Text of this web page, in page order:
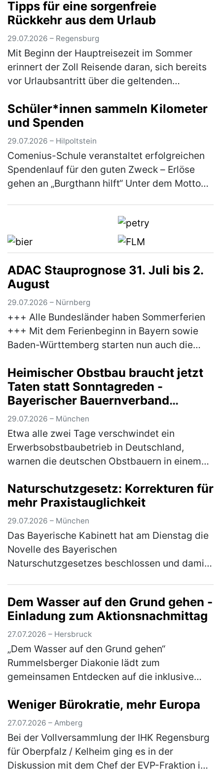
Erneuerbare-Energien-Gesetz (EE…
Tipps für eine sorgenfreie
Rückkehr aus dem Urlaub
29.07.2026 – Regensburg
Mit Beginn der Hauptreisezeit im Sommer
erinnert der Zoll Reisende daran, sich bereits
vor Urlaubsantritt über die geltenden
Souvenirs, Einkäufe, Genussmittel (z.B…
(mehr)
Schüler*innen sammeln Kilometer
und Spenden
29.07.2026 – Hilpoltstein
Comenius-Schule veranstaltet erfolgreichen
Spendenlauf für den guten Zweck – Erlöse
gehen an „Burgthann hilft“ Unter dem Motto
ADAC Stauprognose 31. Juli bis 2.
August
29.07.2026 – Nürnberg
+++ Alle Bundesländer haben Sommerferien
+++ Mit dem Ferienbeginn in Bayern sowie
Baden-Württemberg starten nun auch die
Damit erreicht der Reiseverkehr sein…(mehr)
Heimischer Obstbau braucht jetzt
Taten statt Sonntagreden -
Bayerischer Bauernverband
unterstützt Brandbrief der
Obstbauern
29.07.2026 – München
Etwa alle zwei Tage verschwindet ein
Erwerbsobstbaubetrieb in Deutschland,
warnen die deutschen Obstbauern in einem
Bauernverband (BBV) anschließt.
Mitunterzei…(mehr)
Naturschutzgesetz: Korrekturen für
mehr Praxistauglichkeit
29.07.2026 – München
Das Bayerische Kabinett hat am Dienstag die
Novelle des Bayerischen
Naturschutzgesetzes beschlossen und damit
"Der B…(mehr)
Dem Wasser auf den Grund gehen -
Einladung zum Aktionsnachmittag
27.07.2026 – Hersbruck
„Dem Wasser auf den Grund gehen“
Rummelsberger Diakonie lädt zum
gemeinsamen Entdecken auf die inklusive
ein Dem Element Wasser gehen die
Teilnehmer*innen am Mitt…
Weniger Bürokratie, mehr Europa
27.07.2026 – Amberg
Bei der Vollversammlung der IHK Regensburg
für Oberpfalz / Kelheim ging es in der
Diskussion mit dem Chef der EVP-Fraktion im